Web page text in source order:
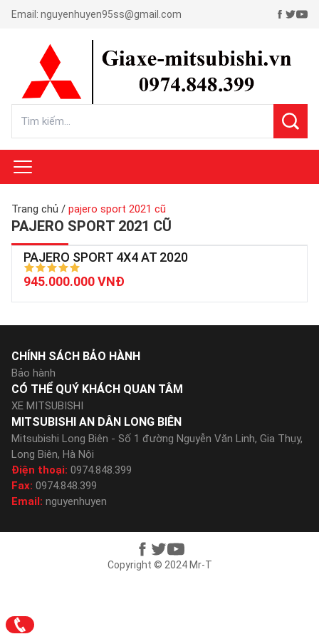
Email: nguyenhuyen95ss@gmail.com
Trang chủ / pajero sport 2021 cũ
PAJERO SPORT 2021 CŨ
PAJERO SPORT 4X4 AT 2020
945.000.000 VNĐ
MITSUBISHI AN DÂN LONG BIÊN
Mitsubishi Long Biên - Số 1 đường Nguyễn Văn Linh, Gia Thụy,
Long Biên, Hà Nội
Điện thoại: 0974.848.399
Fax: 0974.848.399
Email: nguyenhuyen
CHÍNH SÁCH BẢO HÀNH
Bảo hành
CÓ THỂ QUÝ KHÁCH QUAN TÂM
XE MITSUBISHI
Copyright © 2024 Mr-T